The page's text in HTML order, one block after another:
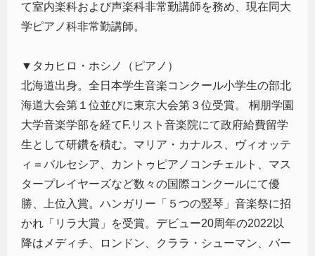
て室内楽科および声楽科非常勤講師を務め、現在同大
学ピアノ科非常勤講師。
▼タカヒロ・ホシノ（ピアノ）
北海道出身。全日本学生音楽コンクール小学生の部北
海道大会第１位並びに東京大会第３位受賞。 桐朋学園
大学音楽学部を経てF.リスト音楽院にて政府給費留学
生として研鑽を積む。マリア・カナルス、ヴィオッテ
ィ＝バルセシア、カントゥピアノコンチェルト、マス
タープレイヤーズなど数々の国際コンクールにて優
勝、上位入賞。ハンガリー「５つの竪琴」音楽祭に招
かれ「リラ大賞」を受賞。デビュー20周年の2022以
降はメディチ、ロンドン、クララ・シューマン、バー